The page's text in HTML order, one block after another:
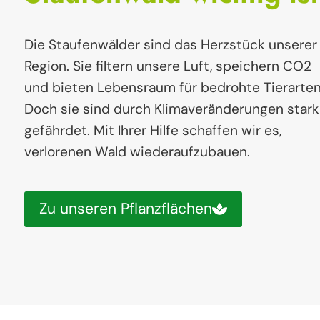
Die Staufenwälder sind das Herzstück unserer
Region. Sie filtern unsere Luft, speichern CO2
und bieten Lebensraum für bedrohte
Doch sie sind durch Klimaveränderungen stark
gefährdet. Mit Ihrer Hilfe schaffen wir es,
verlorenen Wald wiederaufzubauen.
Zu unseren Pflanzflächen